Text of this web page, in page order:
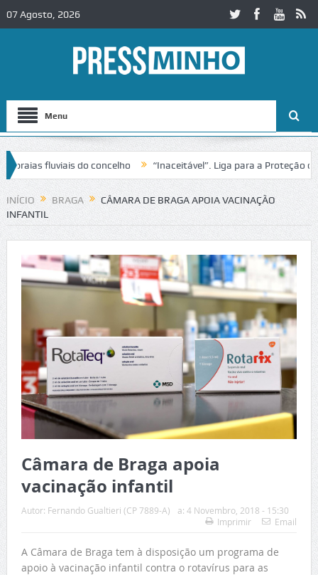
07 Agosto, 2026
Menu
fluviais do concelho “Inaceitável”. Liga para a Proteção da
trânsito no IC2 em Alcobaça Igreja do Castelo de Cerveira
INÍCIO BRAGA
CÂMARA DE BRAGA APOIA VACINAÇÃO
INFANTIL
Câmara de Braga apoia
vacinação infantil
Autor: Fernando Gualtieri (CP 7889-A) a: 4 Novembro, 2018 - 15:30
Imprimir
Email
A Câmara de Braga tem à disposição um programa de
apoio à vacinação infantil contra o rotavírus para as